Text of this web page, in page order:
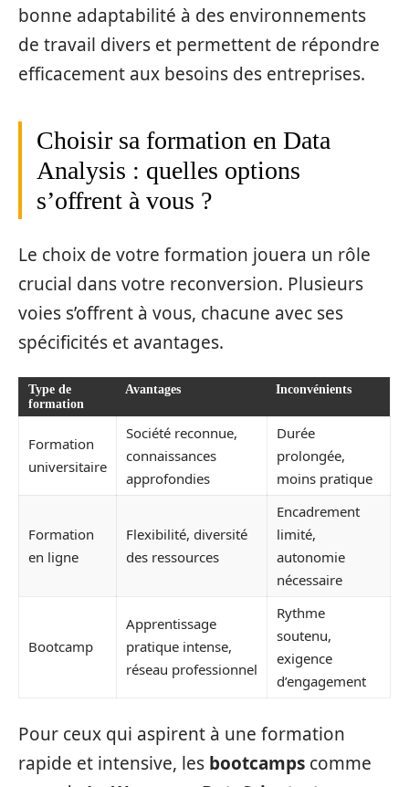
bonne adaptabilité à des environnements
de travail divers et permettent de répondre
efficacement aux besoins des entreprises.
Choisir sa formation en Data
Analysis : quelles options
s’offrent à vous ?
Le choix de votre formation jouera un rôle
crucial dans votre reconversion. Plusieurs
voies s’offrent à vous, chacune avec ses
spécificités et avantages.
Type de
formation
Avantages Inconvénients
Formation
universitaire
Société reconnue,
connaissances
approfondies
Durée
prolongée,
moins pratique
Formation
en ligne
Flexibilité, diversité
des ressources
Encadrement
limité,
autonomie
nécessaire
Bootcamp
Apprentissage
pratique intense,
réseau professionnel
Rythme
soutenu,
exigence
d’engagement
Pour ceux qui aspirent à une formation
rapide et intensive, les bootcamps comme